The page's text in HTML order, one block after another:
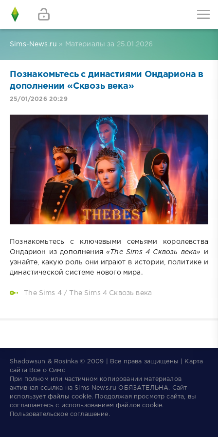
Sims-News.ru » Материалы за 25.01.2026
Познакомьтесь с династиями Ондариона в
дополнении «Сквозь века»
25/01/2026 20:29
Познакомьтесь с ключевыми семьями королевства
Ондарион из дополнения«The Sims 4 Сквозь века‎»
и
узнайте, какую роль они играют в истории, политике и
династической системе нового мира.
The Sims 4/ The Sims 4 Сквозь века
Shadowsun & Rosinka © 2009 | Все права защищены | Карта
сайта Все о Симс
При полном или частичном копировании материалов
активная ссылка на Sims-News.ru ОБЯЗАТЕЛЬНА.
Сайт
использует файлы cookie. Продолжая просмотр сайта, вы
соглашаетесь с использованием файлов cookie.
Пользовательское соглашение.